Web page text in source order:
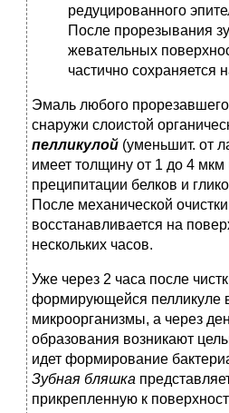
редуцированного
После прорезывания
жевательных
частично сохраняется
Эмаль любого
снаружи слоистой
пелликулой (уменьшит. от
имеет толщину от 1 до 4 мкм
преципитации белков и
После механической
восстанавливается на
нескольких часов.
Уже через 2 часа после
формирующейся пелликуле
микроорганизмы, а через
образования возникают
идет формирование
Зубная бляшка
прикрепленную к